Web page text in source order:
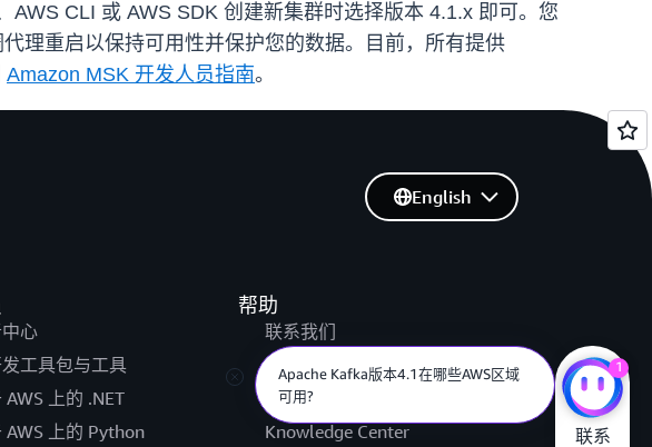
CLI 或 AWS SDK 创建新集群时选择版本 4.1.x 即可。您
理重启以保持可用性并保护您的数据。目前，所有提供
Amazon MSK 开发人员指南。
心
工具包与工具
上的 .NET
AWS 上的 Python
帮助
联系我们
提交支持工单
AWS re:Post
Knowledge Center
English
Apache Kafka版本4.1在哪些AWS区域
可用?
1
联系